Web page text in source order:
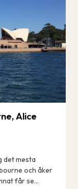
Alice
det mesta
och åker
får se